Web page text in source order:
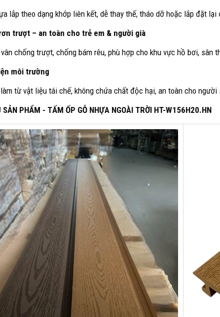
lắp theo dạng khớp liên kết, dễ thay thế, tháo dỡ hoặc lắp đặt
trượt – an toàn cho trẻ em & người già
chống trượt, chống bám rêu, phù hợp cho khu vực hồ bơi, sân
môi trường
từ vật liệu tái chế, không chứa chất độc hại, an toàn cho
SẢN PHẨM - TẤM ỐP GỖ NHỰA NGOÀI TRỜI HT-W156H20.HN